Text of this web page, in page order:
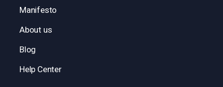
Manifesto
About us
Blog
Help Center